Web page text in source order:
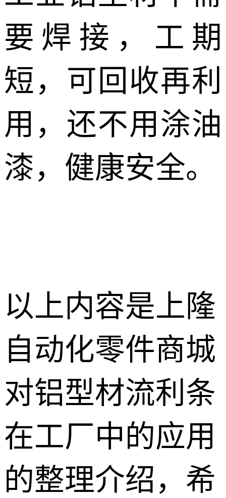
要焊接，工期
短，可回收再利
用，还不用涂油
漆，健康安全。
以上内容是上隆
自动化零件商城
对铝型材流利条
在工厂中的应用
的整理介绍，希